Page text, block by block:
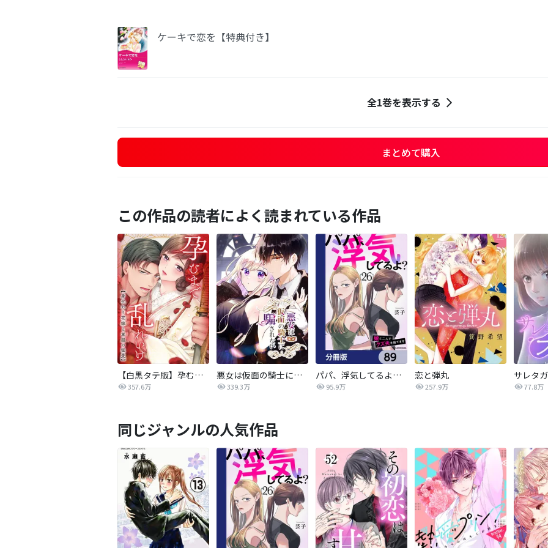
ケーキで恋を【特典付き】
全1巻を表示する
まとめて購入
この作品の読者によく読まれている作品
【白黒タテ版】孕むまで乱れいけ～身代わり花嫁と軍服の猛愛
357.6万
悪女は仮面の騎士に騙されない
339.3万
パパ、浮気してるよ？娘と二人でクズ夫を捨てます【分冊版】
95.9万
恋と弾丸
257.9万 77.8万
同じジャンルの人気作品